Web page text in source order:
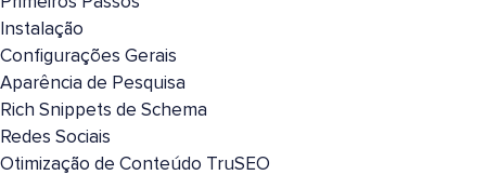
Instalação
Configurações Gerais
Aparência de Pesquisa
Rich Snippets de Schema
Redes Sociais
Otimização de Conteúdo TruSEO